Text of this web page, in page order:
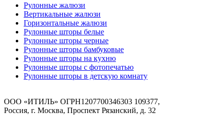
Рулонные жалюзи
Вертикальные жалюзи
Горизонтальные жалюзи
Рулонные шторы белые
Рулонные шторы черные
Рулонные шторы бамбуковые
Рулонные шторы на кухню
Рулонные шторы с фотопечатью
Рулонные шторы в детскую комнату
ООО «ИТИЛЬ» ОГРН1207700346303 109377,
Россия, г. Москва, Проспект Рязанский, д. 32